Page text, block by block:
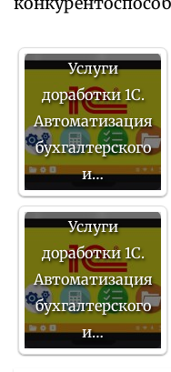
Услуги
доработки 1С.
Автоматизация
бухгалтерского
и…
Услуги
доработки 1С.
Автоматизация
бухгалтерского
и…